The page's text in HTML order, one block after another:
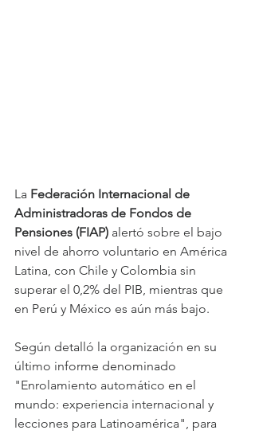
La Federación Internacional de
Administradoras de Fondos de
Pensiones (FIAP) alertó sobre el bajo
nivel de ahorro voluntario en América
Latina, con Chile y Colombia sin
superar el 0,2% del PIB, mientras que
en Perú y México es aún más bajo.
Según detalló la organización en su
último informe denominado
"Enrolamiento automático en el
mundo: experiencia internacional y
lecciones para Latinoamérica", para